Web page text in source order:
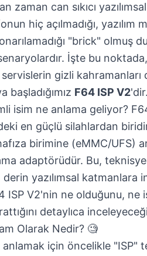
zaman can sıkıcı
hiç açılmadığı,
"brick" olmuş
İşte bu
gizli kahramanları
başladığımız F64 ISP V2'dir.
isim ne anlama geliyor?
en güçlü silahlardan
birimine (eMMC/UFS)
adaptörüdür. Bu,
yazılımsal katmanlara
ISP V2'nin ne olduğunu, ne
detaylıca
Olarak Nedir? 🧐
anlamak için öncelikle "ISP"